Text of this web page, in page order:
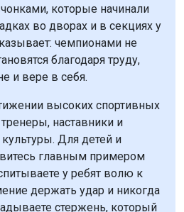
наставники и
Для детей и
главным примером
у ребят волю к
держать удар и никогда
и патриотами
желаю всем крепкого
стойкости, новых личных
воли к победе. Пусть
спутником!», —